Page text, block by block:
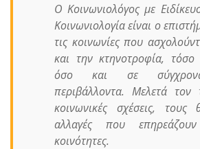
Ο Κοινωνιολόγος με
Κοινωνιολογία είναι ο
τις κοινωνίες που
και την κτηνοτροφία,
όσο και σε σύγχρονα
περιβάλλοντα. Μελετά
κοινωνικές σχέσεις, τους
αλλαγές που
κοινότητες.